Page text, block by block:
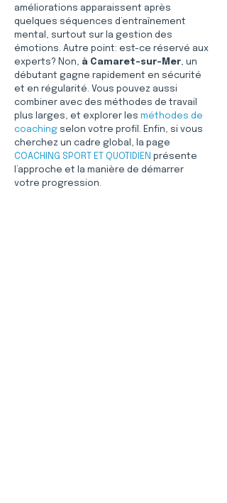
améliorations apparaissent après
quelques séquences d’entraînement
mental, surtout sur la gestion des
émotions. Autre point: est-ce réservé aux
experts? Non, à Camaret-sur-Mer, un
débutant gagne rapidement en sécurité
et en régularité. Vous pouvez aussi
combiner avec des méthodes de travail
plus larges, et explorer les méthodes de
coaching selon votre profil. Enfin, si vous
cherchez un cadre global, la page
COACHING SPORT ET QUOTIDIEN présente
l’approche et la manière de démarrer
votre progression.